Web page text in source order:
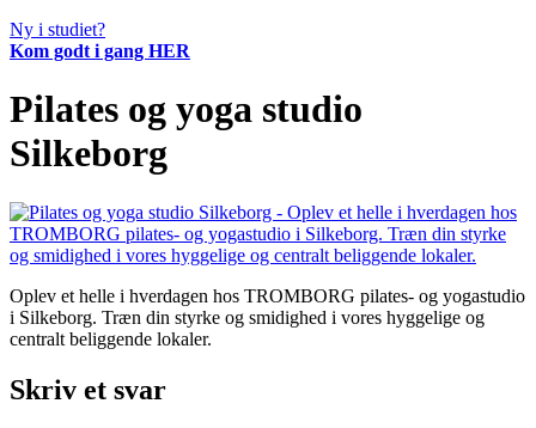
Ny i studiet?
Kom godt i gang HER
Pilates og yoga studio
Silkeborg
Oplev et helle i hverdagen hos TROMBORG pilates- og yogastudio
i Silkeborg. Træn din styrke og smidighed i vores hyggelige og
centralt beliggende lokaler.
Skriv et svar